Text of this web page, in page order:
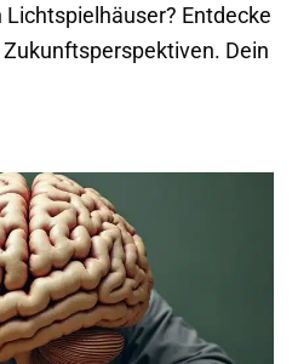
Lichtspielhäuser? Entdecke
Dein